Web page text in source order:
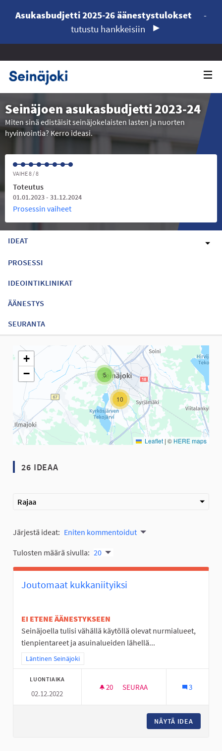
Asukasbudjetti 2025-26 äänestystulokset
-
tutustu hankkeisiin
Seinäjoen asukasbudjetti 2023-24
Miten sinä edistäisit seinäjokelaisten lasten ja nuorten
hyvinvointia? Kerro ideasi.
VAIHE 8 / 8
Toteutus
01.01.2023 - 31.12.2024
Prosessin vaiheet
IDEAT
PROSESSI
IDEOINTIKLINIKAT
ÄÄNESTYS
SEURANTA
Seuraavassa elementissä on kartta, joka esittää tämän
5
10
+
−
Leaflet | © HERE maps
26 IDEAA
Rajaa
Järjestä ideat: Eniten kommentoidut
Tulosten määrä sivulla: 20
Joutomaat kukkaniityiksi
EI ETENE ÄÄNESTYKSEEN
Seinäjoella tulisi vähällä käytöllä olevat nurmialueet,
tienpientareet ja asuinalueiden lähellä...
Rajaa tulokset teeman mukaan: Läntinen Seinäjoki
Läntinen Seinäjoki
LUONTIAIKA
02.12.2022
20 20 SEURAAJAA
SEURAA 3
NÄYTÄ IDEA